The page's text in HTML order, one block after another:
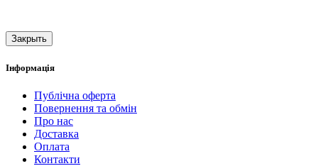
Закрыть
Інформація
Публічна оферта
Повернення та обмін
Про нас
Доставка
Оплата
Контакти